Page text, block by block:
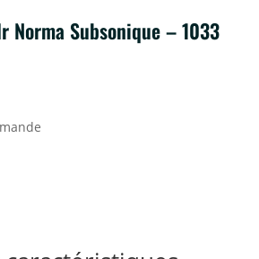
Norma Subsonique – 1033